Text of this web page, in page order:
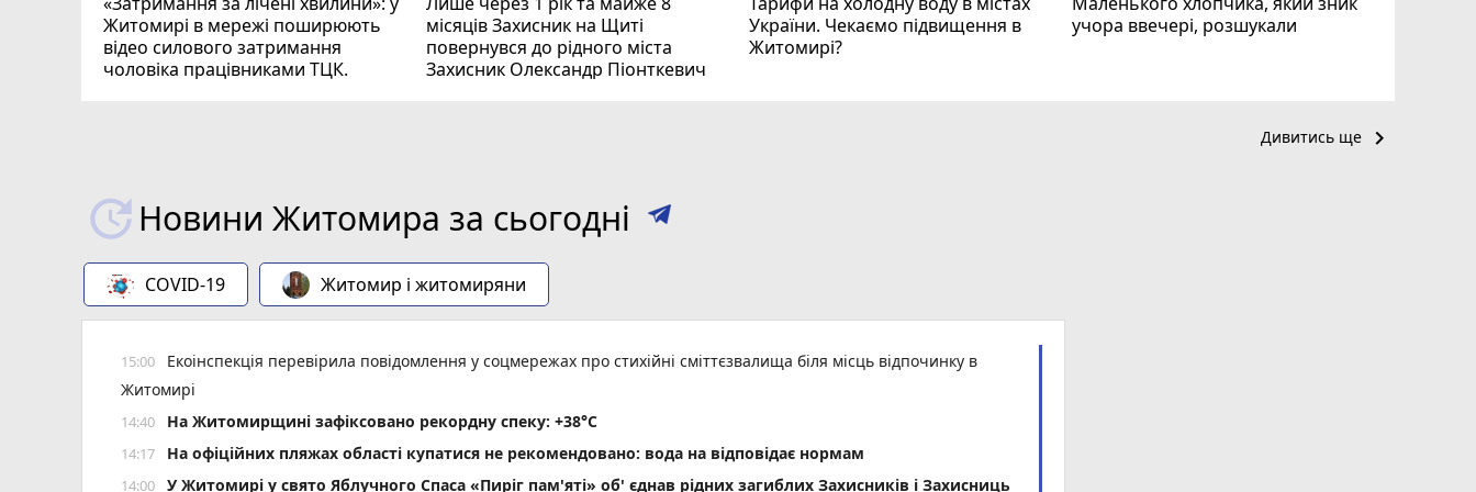
Житомирі в мережі поширюють
відео силового затримання
чоловіка працівниками ТЦК.
місяців Захисник на Щиті
повернувся до рідного міста
Захисник Олександр Піонткевич
України. Чекаємо підвищення в
Житомирі?
учора ввечері, розшукали
Дивитись ще keyboard_arrow_right
Новини Житомира за сьогодні
COVID-19 Житомир і житомиряни
15:00
Екоінспекція перевірила повідомлення у соцмережах про стихійні сміттєзвалища біля місць відпочинку в
Житомирі
14:40 Н️а Житомирщині зафіксовано рекордну спеку: +38°C
14:17 На офіційних пляжах області купатися не рекомендовано: вода на відповідає нормам
14:00
У Житомирі у свято Яблучного Спаса «Пиріг пам'яті» об' єднав рідних загиблих Захисників і Захисниць